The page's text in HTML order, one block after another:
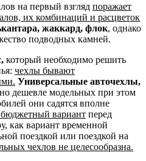
на первый взгляд поражает
их комбинаций и расцветок
жаккард, флок, однако
подводных камней.
который необходимо решить
чехлы бывают
Универсальные авточехлы,
дешевле модельных при этом
они садятся вполне
бюджетный вариант перед
как вариант временной
поездкой или поездкой на
чехлов не целесообразна.